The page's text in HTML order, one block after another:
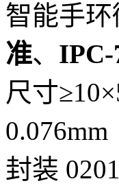
智能手环
准、 IPC-
尺寸
封装